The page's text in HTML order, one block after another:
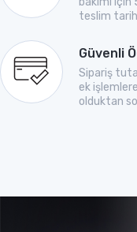
teslim
Güvenli
Sipariş
ek
olduktan